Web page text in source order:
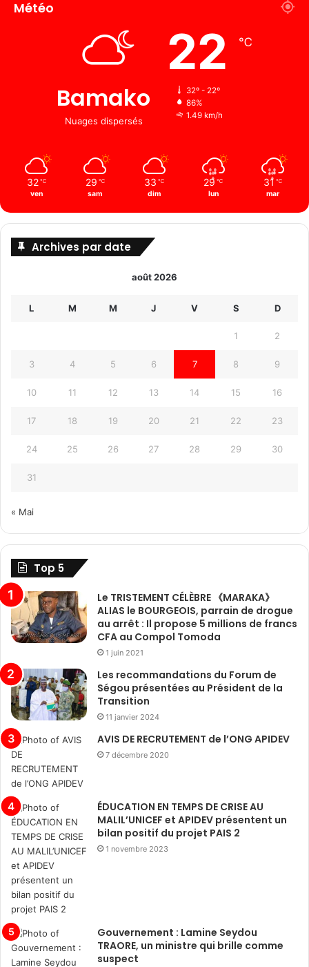
Météo
Bamako
Nuages ​​dispersés
22 ℃
32º - 22º
86%
1.49 km/h
32 ℃
ven
29 ℃
sam
33 ℃
dim
29 ℃
lun
31 ℃
mar
Archives par date
août 2026
L M M J V S D
1 2
3 4 5 6 7 8 9
10 11 12 13 14 15 16
17 18 19 20 21 22 23
24 25 26 27 28 29 30
31
« Mai
Top 5
Le TRISTEMENT CÉLÈBRE 《MARAKA》
ALIAS le BOURGEOIS, parrain de drogue
au arrêt : Il propose 5 millions de francs
CFA au Compol Tomoda
1 juin 2021
Les recommandations du Forum de
Ségou présentées au Président de la
Transition
11 janvier 2024
AVIS DE RECRUTEMENT de l’ONG APIDEV
7 décembre 2020
ÉDUCATION EN TEMPS DE CRISE AU
MALIL’UNICEF et APIDEV présentent un
bilan positif du projet PAIS 2
1 novembre 2023
Gouvernement : Lamine Seydou
TRAORE, un ministre qui brille comme
suspect